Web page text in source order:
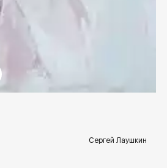
Сергей Лаушкин